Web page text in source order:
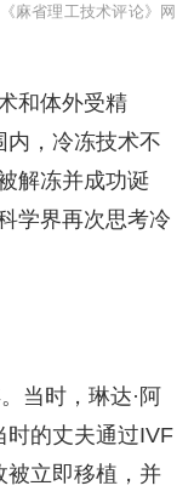
麻省理工技术评论》网
和体外受精
内，冷冻技术不
解冻并成功诞
学界再次思考冷
当时，琳达·阿
时的丈夫通过IVF
被立即移植，并